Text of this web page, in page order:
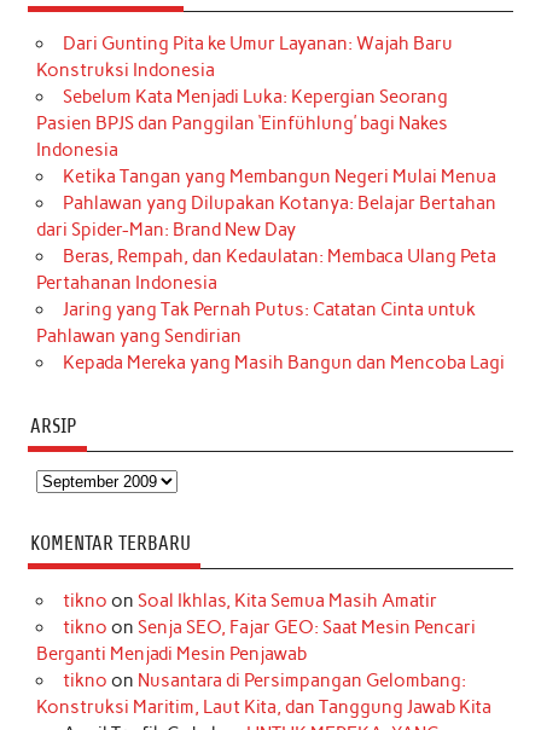
Dari Gunting Pita ke Umur Layanan: Wajah Baru
Konstruksi Indonesia
Sebelum Kata Menjadi Luka: Kepergian Seorang
Pasien BPJS dan Panggilan ‘Einfühlung’ bagi Nakes
Indonesia
Ketika Tangan yang Membangun Negeri Mulai Menua
Pahlawan yang Dilupakan Kotanya: Belajar Bertahan
dari Spider-Man: Brand New Day
Beras, Rempah, dan Kedaulatan: Membaca Ulang Peta
Pertahanan Indonesia
Jaring yang Tak Pernah Putus: Catatan Cinta untuk
Pahlawan yang Sendirian
Kepada Mereka yang Masih Bangun dan Mencoba Lagi
ARSIP
Arsip
KOMENTAR TERBARU
tikno on Soal Ikhlas, Kita Semua Masih Amatir
tikno on Senja SEO, Fajar GEO: Saat Mesin Pencari
Berganti Menjadi Mesin Penjawab
tikno on Nusantara di Persimpangan Gelombang:
Konstruksi Maritim, Laut Kita, dan Tanggung Jawab Kita